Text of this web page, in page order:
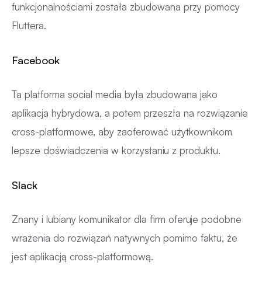
funkcjonalnościami została zbudowana przy pomocy
Fluttera.
Facebook
Ta platforma social media była zbudowana jako
aplikacja hybrydowa, a potem przeszła na rozwiązanie
cross-platformowe, aby zaoferować użytkownikom
lepsze doświadczenia w korzystaniu z produktu.
Slack
Znany i lubiany komunikator dla firm oferuje podobne
wrażenia do rozwiązań natywnych pomimo faktu, że
jest aplikacją cross-platformową.